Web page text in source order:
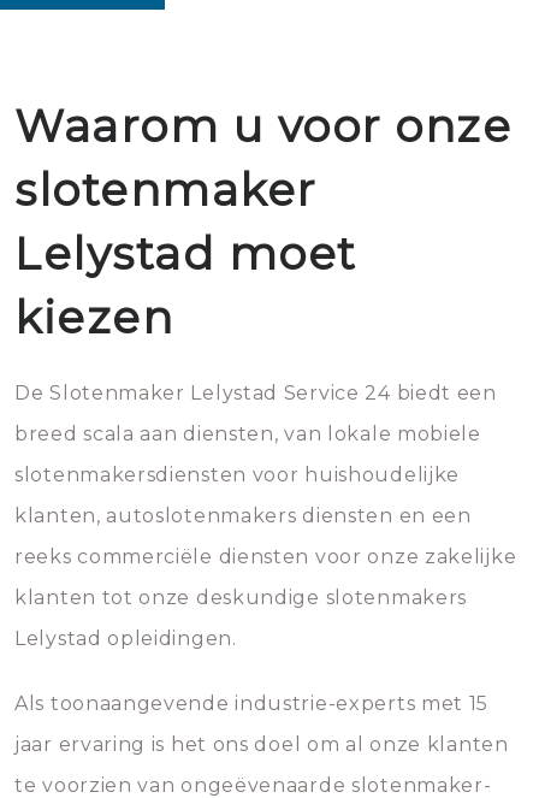
Waarom u voor onze
slotenmaker
Lelystad moet
kiezen
De Slotenmaker Lelystad Service 24 biedt een
breed scala aan diensten, van lokale mobiele
slotenmakersdiensten voor huishoudelijke
klanten, autoslotenmakers diensten en een
reeks commerciële diensten voor onze zakelijke
klanten tot onze deskundige slotenmakers
Lelystad opleidingen.
Als toonaangevende industrie-experts met 15
jaar ervaring is het ons doel om al onze klanten
te voorzien van ongeëvenaarde slotenmaker-